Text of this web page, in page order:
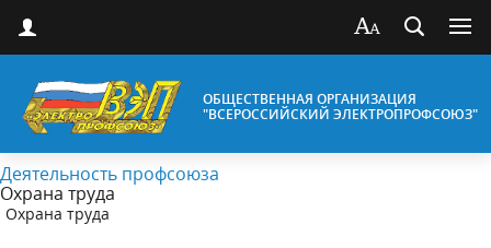
ОБЩЕСТВЕННАЯ ОРГАНИЗАЦИЯ
"ВСЕРОССИЙСКИЙ ЭЛЕКТРОПРОФСОЮЗ"
Деятельность профсоюза
Охрана труда
Охрана труда